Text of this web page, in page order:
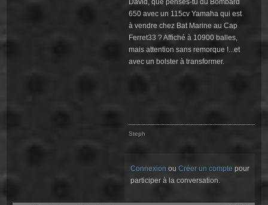
David, que penses-tu du Bombard
650 avec un 115cv Yamaha qui est
à vendre chez Bat Marine au Cap
Ferret33 ? Affiché à 10900 balles,
mais attention sans remorque !...et
avec un bolster à transformer.
Steph
Connexion ouCréer un compte pour
participer à la conversation.